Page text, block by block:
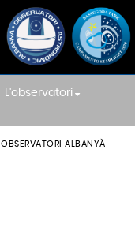
L'observatori
El nostre equip
OBSERVATORI ALBANYÀ